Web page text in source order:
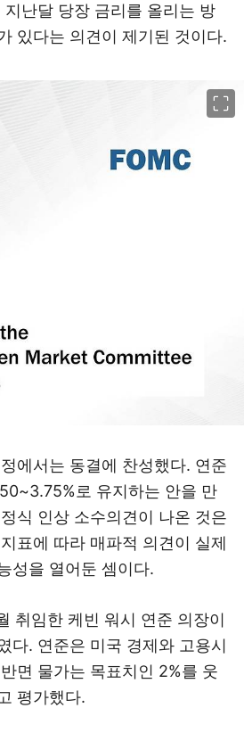
난달 당장 금리를 올리는 방
있다는 의견이 제기된 것이다.
에서는 동결에 찬성했다. 연준
로 유지하는 안을 만
식 인상 소수의견이 나온 것은
표에 따라 매파적 의견이 실제
성을 열어둔 셈이다.
취임한 케빈 워시 연준 의장이
다. 연준은 미국 경제와 고용시
면 물가는 목표치인 2%를 웃
평가했다.